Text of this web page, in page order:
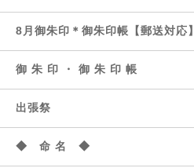
8月御朱印＊御朱印帳【郵送対応】
御 朱 印 ・ 御 朱 印 帳
出張祭
◆ 命 名 ◆